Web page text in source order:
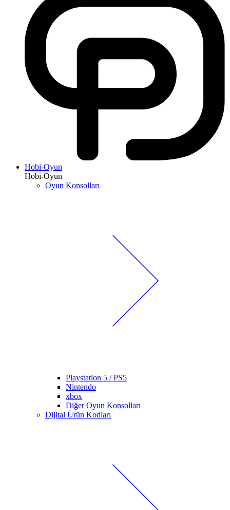
Hobi-Oyun
Hobi-Oyun
Oyun Konsolları
Playstation 5 / PS5
Nintendo
xbox
Diğer Oyun Konsolları
Dijital Ürün Kodları